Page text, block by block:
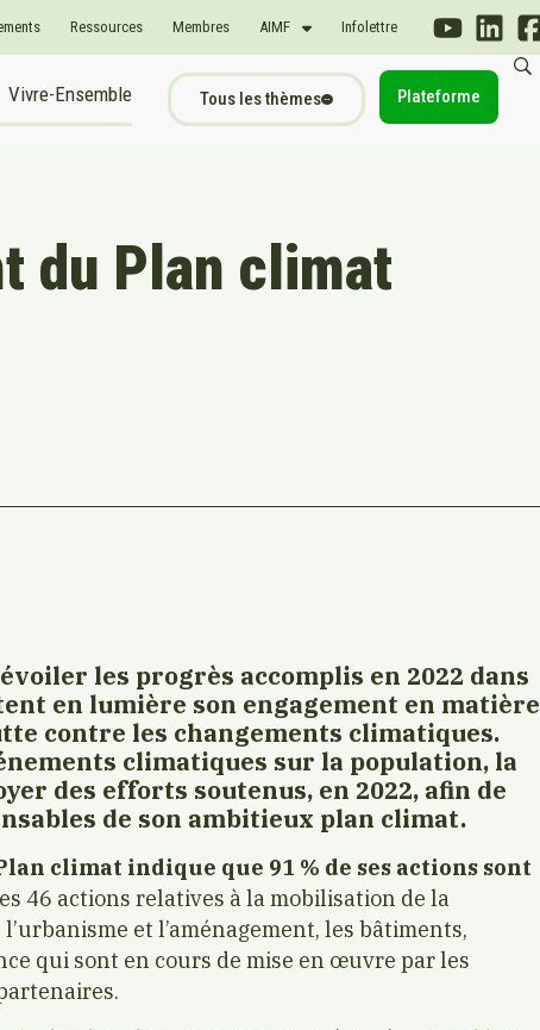
Ressources Membres AIMF Infolettre
Vivre-Ensemble Tous les thèmes Plateforme
du Plan climat
les progrès accomplis en 2022 dans
en lumière son engagement en matière
contre les changements climatiques.
climatiques sur la population, la
des efforts soutenus, en 2022, afin de
de son ambitieux plan climat.
climat indique que 91 % de ses actions sont
46 actions relatives à la mobilisation de la
et l’aménagement, les bâtiments,
qui sont en cours de mise en œuvre par les